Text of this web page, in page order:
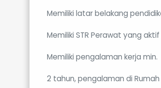
Memiliki latar belakang
Memiliki STR Perawat yang
Memiliki pengalaman kerja min.
2 tahun, pengalaman di Rumah